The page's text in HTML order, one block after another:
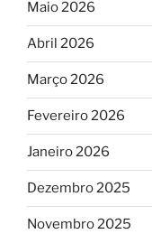
Maio 2026
Abril 2026
Março 2026
Fevereiro 2026
Janeiro 2026
Dezembro 2025
Novembro 2025